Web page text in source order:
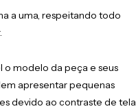
a uma, respeitando todo
o modelo da peça e seus
apresentar pequenas
devido ao contraste de tela